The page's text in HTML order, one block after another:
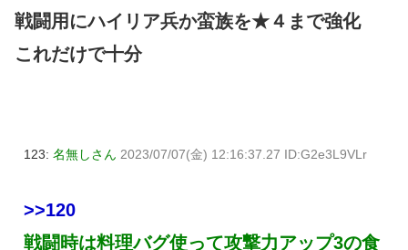
戦闘用にハイリア兵か蛮族を★４まで強化
これだけで十分
123: 名無しさん 2023/07/07(金) 12:16:37.27 ID:G2e3L9VLr
>>120
戦闘時は料理バグ使って攻撃力アップ3の食